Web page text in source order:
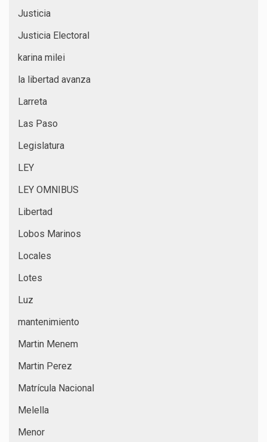
Justicia
Justicia Electoral
karina milei
la libertad avanza
Larreta
Las Paso
Legislatura
LEY
LEY OMNIBUS
Libertad
Lobos Marinos
Locales
Lotes
Luz
mantenimiento
Martin Menem
Martin Perez
Matrícula Nacional
Melella
Menor